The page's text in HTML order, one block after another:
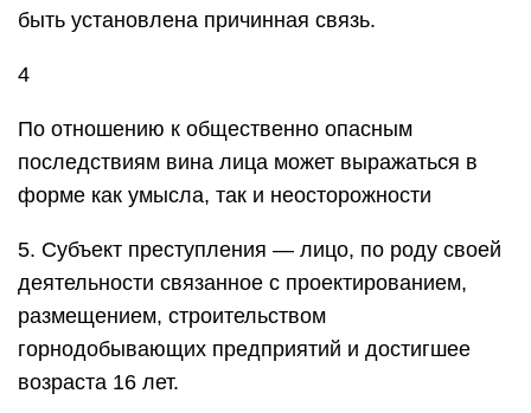
быть установлена причинная связь.
4
По отношению к общественно опасным
последствиям вина лица может выражаться в
форме как умысла, так и неосторожности
5. Субъект преступления — лицо, по роду своей
деятельности связанное с проектированием,
размещением, строительством
горнодобывающих предприятий и достигшее
возраста 16 лет.